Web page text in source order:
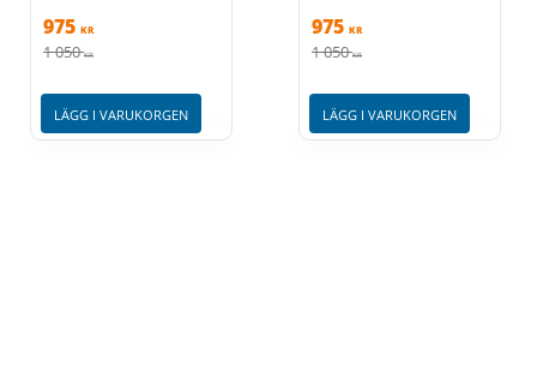
975 KR
1 050 KR
LÄGG I VARUKORGEN
975 KR
1 050 KR
LÄGG I VARUKORGEN